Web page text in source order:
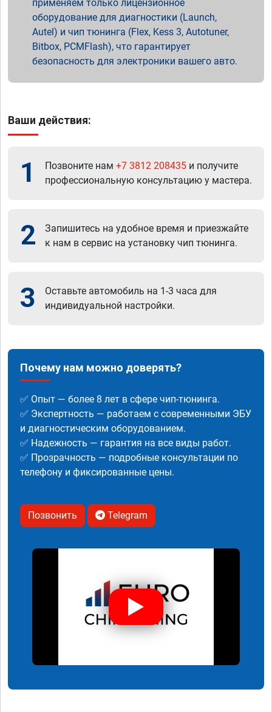
применяем только лицензионное
оборудование для диагностики (Launch,
Autel) и чип тюнинга (Flex, Kess 3, Autotuner,
Bitbox, PCMFlash), что гарантирует
безопасность для электроники вашего авто.
Ваши действия:
1 Позвоните нам +7 3812 208435 и получите
профессиональную консультацию у мастера.
2
Запишитесь на удобное время и приезжайте
к нам в сервис на установку чип тюнинга.
3
Оставьте автомобиль на 1-3 часа для
индивидуальной настройки.
Почему нам можно доверять?
✅ Опыт — более 8 лет в сфере чип-тюнинга.
✅ Экспертность — работаем с современными ЭБУ
и диагностическим оборудованием.
✅ Надежность — гарантия на все виды работ.
✅ Прозрачность — подробные консультации по
телефону и фиксированные цены.
Позвонить Telegram